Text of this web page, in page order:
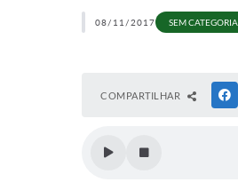
08/11/2017 SEM CATEGORIA
COMPARTILHAR